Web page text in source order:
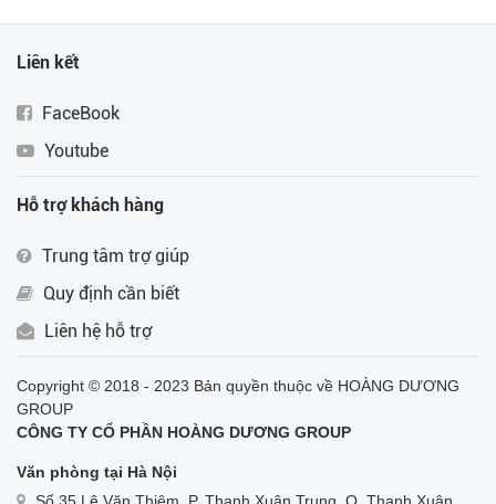
Liên kết
FaceBook
Youtube
Hỗ trợ khách hàng
Trung tâm trợ giúp
Quy định cần biết
Liên hệ hỗ trợ
Copyright © 2018 - 2023 Bản quyền thuộc về HOÀNG DƯƠNG
GROUP
CÔNG TY CỔ PHẦN HOÀNG DƯƠNG GROUP
Văn phòng tại Hà Nội